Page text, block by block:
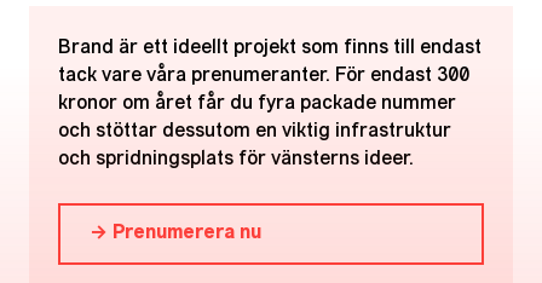
Brand är ett ideellt projekt som finns till endast
tack vare våra prenumeranter. För endast 300
kronor om året får du fyra packade nummer
och stöttar dessutom en viktig infrastruktur
och spridningsplats för vänsterns ideer.
→ Prenumerera nu